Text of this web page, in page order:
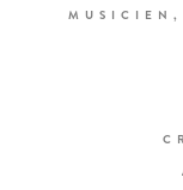
MUSICIEN,